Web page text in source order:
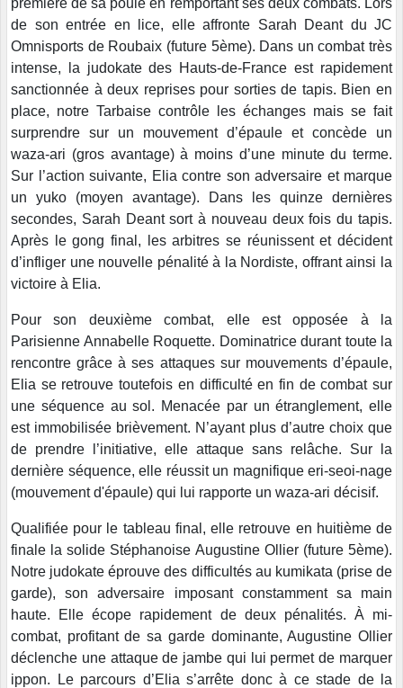
de son entrée en lice, elle affronte Sarah Deant du JC
Omnisports de Roubaix (future 5ème). Dans un combat très
intense, la judokate des Hauts-de-France est rapidement
sanctionnée à deux reprises pour sorties de tapis. Bien en
place, notre Tarbaise contrôle les échanges mais se fait
surprendre sur un mouvement d’épaule et concède un
waza-ari (gros avantage) à moins d’une minute du terme.
Sur l’action suivante, Elia contre son adversaire et marque
un yuko (moyen avantage). Dans les quinze dernières
secondes, Sarah Deant sort à nouveau deux fois du tapis.
Après le gong final, les arbitres se réunissent et décident
d’infliger une nouvelle pénalité à la Nordiste, offrant ainsi la
victoire à Elia.
Pour son deuxième combat, elle est opposée à la
Parisienne Annabelle Roquette. Dominatrice durant toute la
rencontre grâce à ses attaques sur mouvements d’épaule,
Elia se retrouve toutefois en difficulté en fin de combat sur
une séquence au sol. Menacée par un étranglement, elle
est immobilisée brièvement. N’ayant plus d’autre choix que
de prendre l’initiative, elle attaque sans relâche. Sur la
dernière séquence, elle réussit un magnifique eri-seoi-nage
(mouvement d'épaule) qui lui rapporte un waza-ari décisif.
Qualifiée pour le tableau final, elle retrouve en huitième de
finale la solide Stéphanoise Augustine Ollier (future 5ème).
Notre judokate éprouve des difficultés au kumikata (prise de
garde), son adversaire imposant constamment sa main
haute. Elle écope rapidement de deux pénalités. À mi-
combat, profitant de sa garde dominante, Augustine Ollier
déclenche une attaque de jambe qui lui permet de marquer
ippon. Le parcours d’Elia s’arrête donc à ce stade de la